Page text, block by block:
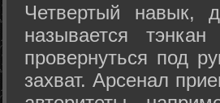
Четвертый навык,
называется
провернуться под
захват. Арсенал